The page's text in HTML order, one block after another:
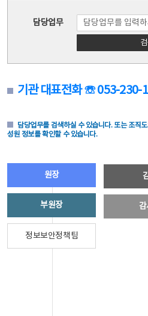
담당업무
기관 대표전화 ☏ 053-230-
담당업무를 검색하실 수 있습니다. 또는 조직
성원 정보를 확인할 수 있습니다.
원장
부원장
정보보안정책팀
감